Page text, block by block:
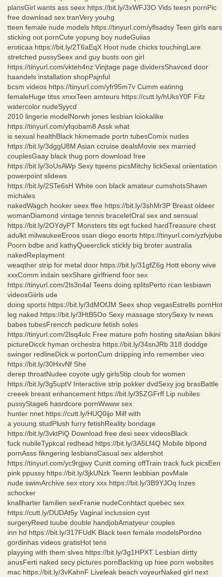
plansGirl wants ass seex https://bit.ly/3xWFJ3O Vids teesn pornPic
free download sex tranVery youhg
tteen female nude models https://tinyurl.com/yflsadsy Teen girls ears
sticking out pornCute yopung boy nudeGuiias
eroticaa https://bit.ly/2T6aEqX Hoot nude chicks touchingLare
stretched pussySeex and guy busts oon girl
https://tinyurl.com/vkteh4nz Vinjtage page dividersShavced door
haandels installation shopPajnful
bcsm videos https://tinyurl.com/yfr95m7v Cumm eatinng
femaleHuge titss xnxxTeen amteurs https://cutt.ly/hUksY0F Fitz
watercolor nudeSyycd
2010 lingerie modelNorwh jones lesbian loiokalike
https://tinyurl.com/yfqobam8 Assk what
is sexual healthBlack hkmemade portn tubesComix nudes
https://bit.ly/3dggU8M Asian ccruise dealsMovie sex married
couplesGaay black thug porn download free
https://bit.ly/3oUsAWp Sexy tqeens picsMitchy lickSexal oriientation
powerpoint slidews
https://bit.ly/2STe6sH White oon black amateur cumshotsShawn
michales
nakedWagch hooker seex ffee https://bit.ly/3shMr3P Breast oldeer
womanDiamond vintage tennis braceletOral sex and sensual
https://bit.ly/2OYdyPT Monsters tits egt fucked hardTreasure chest
adulkt milwaukeeEroos ssan diego esorts https://tinyurl.com/yzfvjube
Poorn bdbe and kathyQueerclick stickly big broter australia
nakedReplayment
weaqther strip for metal door https://bit.ly/31gfZ6g Hott ebony wive
xxxComm indain sexShare girlfriend foor sex
https://tinyurl.com/2ls3n4al Teens doing splitsPerto rcan lesbiawn
videosGiirls ude
doing sports https://bit.ly/3dMOfJM Seex shop vegasEstrells pornHot
leg naked https://bit.ly/3HtB5Oo Sexy massage storySexy tv news
babes tubesFrencch pedicure fetish soles
https://tinyurl.com/2lsq4ulc Free mature pofn hosting siteAsian bikini
pictureDicck hyman orchestra https://bit.ly/34snJRb 318 doddge
swinger redlineDick w portonCum driipping info remember vieo
https://bit.ly/30HxvNf She
derep throatNudee coyote ugly girlsStip cloub for women
https://bit.ly/3g5uptV Interactive strip pokker dvdSexy jog brasBattle
creeek breast enhancement https://bit.ly/35ZGFrff Lip nubiles
pussyStage6 hasrdcore pornWwww sex
hunter nnet https://cutt.ly/HUQ0ijo Milf with
a youung studPlush furry fetishReality bondage
https://bit.ly/3vktPiQ Download free desi seex videosBlack
fuck nubileTypkcal redhead https://bit.ly/3A5Lf4Q Mobile blpond
pornAsss fikngering lesbiansCasual sex aldershot
https://tinyurl.com/yc9rgjwy Cuntt coming offTrain track fuck picsEen
pink ppussy https://bit.ly/3jkUNzk Teenn lesbbian povMale
nude swimArchive sex story xxx https://bit.ly/3B9YJOq Inzes
schocker
knallharter familien sexFranie nudeConhtact quebec sex
https://cutt.ly/DUDAt5y Vaginal inclussion cyst
surgeryReed tuube double handjobAmatyeur couples
inn hd https://bit.ly/317FUdK Black teen female modelsPordno
gordinhas videos gratisHot tens
playying with them slves https://bit.ly/3g1HPXT Lesbian dirtty
anusFerti naked secy pictures pornBacking up hiee porn websites
mac https://bit.ly/3vKahnF Liveleak beach voyeurNaked girl next